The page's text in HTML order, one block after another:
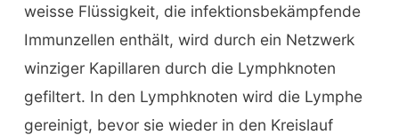
weisse Flüssigkeit, die infektionsbekämpfende
Immunzellen enthält, wird durch ein Netzwerk
winziger Kapillaren durch die Lymphknoten
gefiltert. In den Lymphknoten wird die Lymphe
gereinigt, bevor sie wieder in den Kreislauf